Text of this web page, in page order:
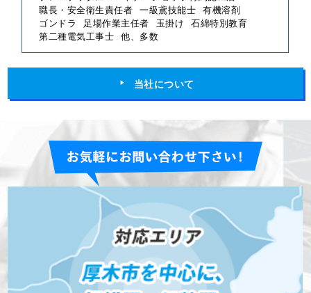
職長・安全衛生責任者 一級鳶技能士 有機溶剤
ゴンドラ
足場作業主任者 玉掛け 石綿特別教育
第二種電気工事士 他、多数
当社について